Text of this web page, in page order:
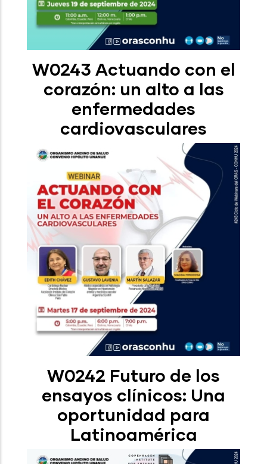
W0243 Actuando con el
corazón: un alto a las
enfermedades
cardiovasculares
W0242 Futuro de los
ensayos clínicos: Una
oportunidad para
Latinoamérica